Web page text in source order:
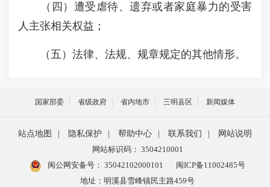
（四）遭受虐待、遗弃或者家庭暴力的受害
人主张相关权益；
（五）法律、法规、规章规定的其他情形。
国家部委 省级政府 省内地市 三明县区 新闻媒体
站点地图 隐私保护 帮助中心 联系我们
网站说明
网站标识码： 3504210001
闽公网安备号： 35042102000101
闽ICP备11002485号
地址：明溪县雪峰镇民主路459号